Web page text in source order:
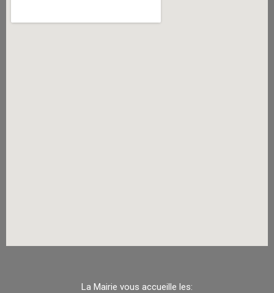
La Mairie vous accueille les: